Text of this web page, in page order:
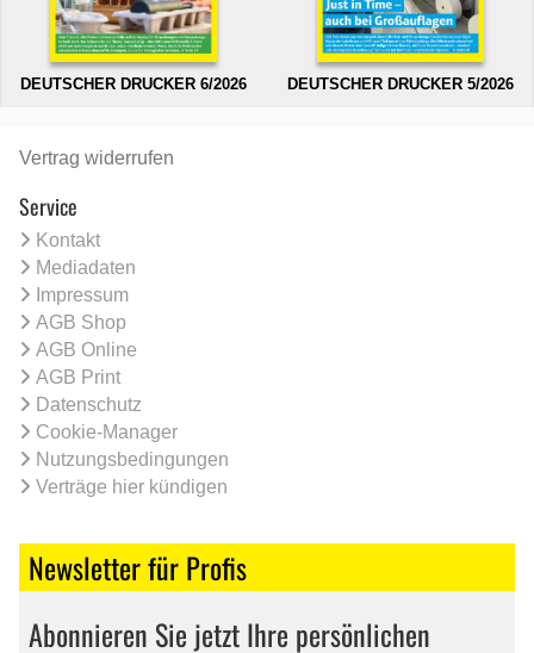
DEUTSCHER DRUCKER 6/2026 DEUTSCHER DRUCKER 5/2026
Vertrag widerrufen
Service
Kontakt
Mediadaten
Impressum
AGB Shop
AGB Online
AGB Print
Datenschutz
Cookie-Manager
Nutzungsbedingungen
Verträge hier kündigen
Newsletter für Profis
Abonnieren Sie jetzt Ihre persönlichen